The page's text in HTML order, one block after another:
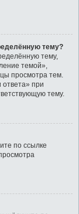
тему?
тему,
темой»,
просмотра тем.
при
тему.
по ссылке